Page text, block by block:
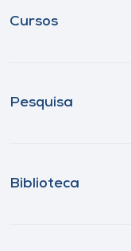
Cursos
Pesquisa
Biblioteca